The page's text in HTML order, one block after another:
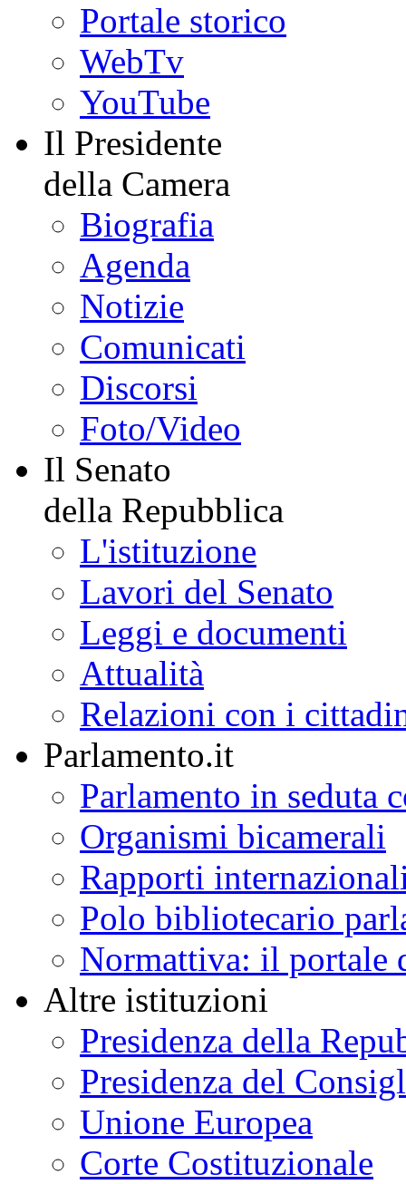
Portale storico
WebTv
YouTube
Il Presidente
della Camera
Biografia
Agenda
Notizie
Comunicati
Discorsi
Foto/Video
Il Senato
della Repubblica
L'istituzione
Lavori del Senato
Leggi e documenti
Attualità
Relazioni con i
Parlamento.it
Parlamento in seduta
Organismi bicamerali
Rapporti
Polo bibliotecario
Normattiva: il portale
Altre istituzioni
Presidenza della
Presidenza del
Unione Europea
Corte Costituzionale